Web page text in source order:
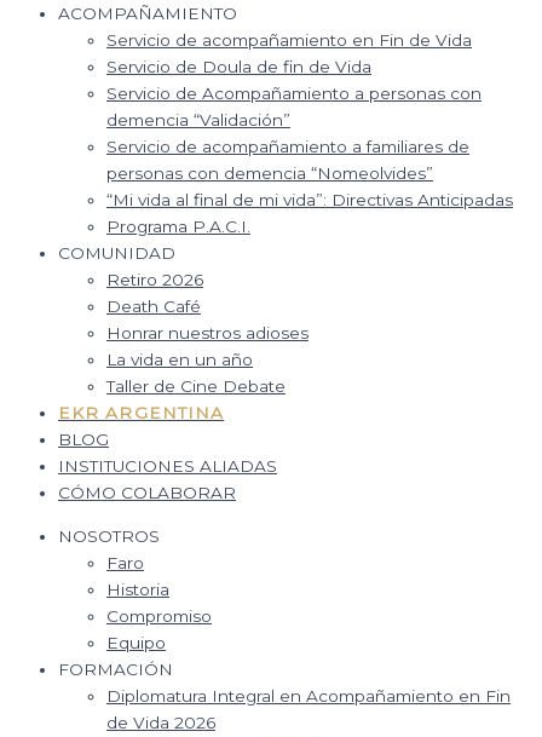
ACOMPAÑAMIENTO
Servicio de acompañamiento en Fin de Vida
Servicio de Doula de fin de Vida
Servicio de Acompañamiento a personas con
demencia “Validación”
Servicio de acompañamiento a familiares de
personas con demencia “Nomeolvides”
“Mi vida al final de mi vida”: Directivas Anticipadas
Programa P.A.C.I.
COMUNIDAD
Retiro 2026
Death Café
Honrar nuestros adioses
La vida en un año
Taller de Cine Debate
EKR ARGENTINA
BLOG
INSTITUCIONES ALIADAS
CÓMO COLABORAR
NOSOTROS
Faro
Historia
Compromiso
Equipo
FORMACIÓN
Diplomatura Integral en Acompañamiento en Fin
de Vida 2026